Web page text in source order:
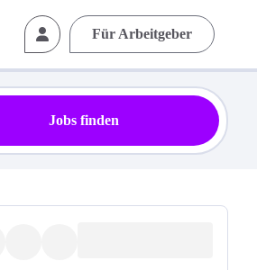
Für Arbeitgeber
Jobs finden